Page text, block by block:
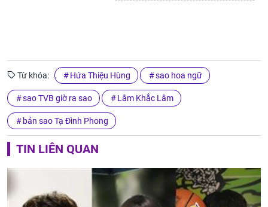
Từ khóa: Hứa Thiệu Hùng sao hoa ngữ
sao TVB giờ ra sao Lâm Khắc Lâm
bản sao Tạ Đình Phong
TIN LIÊN QUAN